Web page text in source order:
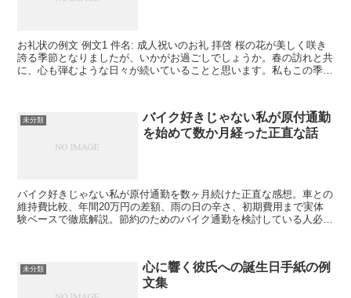
お礼状の例文 例文1 件名: 成人祝いのお礼 拝啓 桜の花が美しく咲き
誇る季節となりましたが、いかがお過ごしでしょうか。春の訪れと共
に、心も弾むような日々が続いていることと思います。私もこの季節
未分類
バイク好きじゃない私が原付通勤
を始めて数か月経った正直な話
バイク好きじゃない私が原付通勤を数ヶ月続けた正直な感想。車との
維持費比較、年間20万円の差額、雨の日の辛さ、初期費用まで実体
験ベースで徹底解説。節約のためのバイク通勤を検討している人必見
未分類
心に響く彼氏への誕生日手紙の例
文集